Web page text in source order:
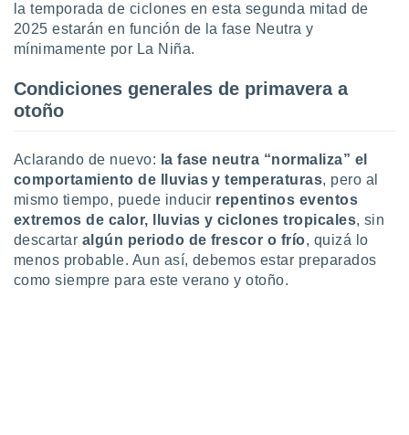
perfiles
uso de
la
medir el
de la
el
del
la temporada de ciclones en esta segunda mitad de
2025 estarán en función de la fase Neutra y
mínimamente por La Niña.
Condiciones generales de primavera a
otoño
Aclarando de nuevo: la fase neutra “normaliza” el
comportamiento de lluvias y temperaturas, pero al
mismo tiempo, puede inducir repentinos eventos
extremos de calor, lluvias y ciclones tropicales, sin
descartar algún periodo de frescor o frío, quizá lo
menos probable. Aun así, debemos estar preparados
como siempre para este verano y otoño.